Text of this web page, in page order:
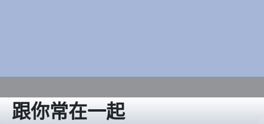
跟你常在一起